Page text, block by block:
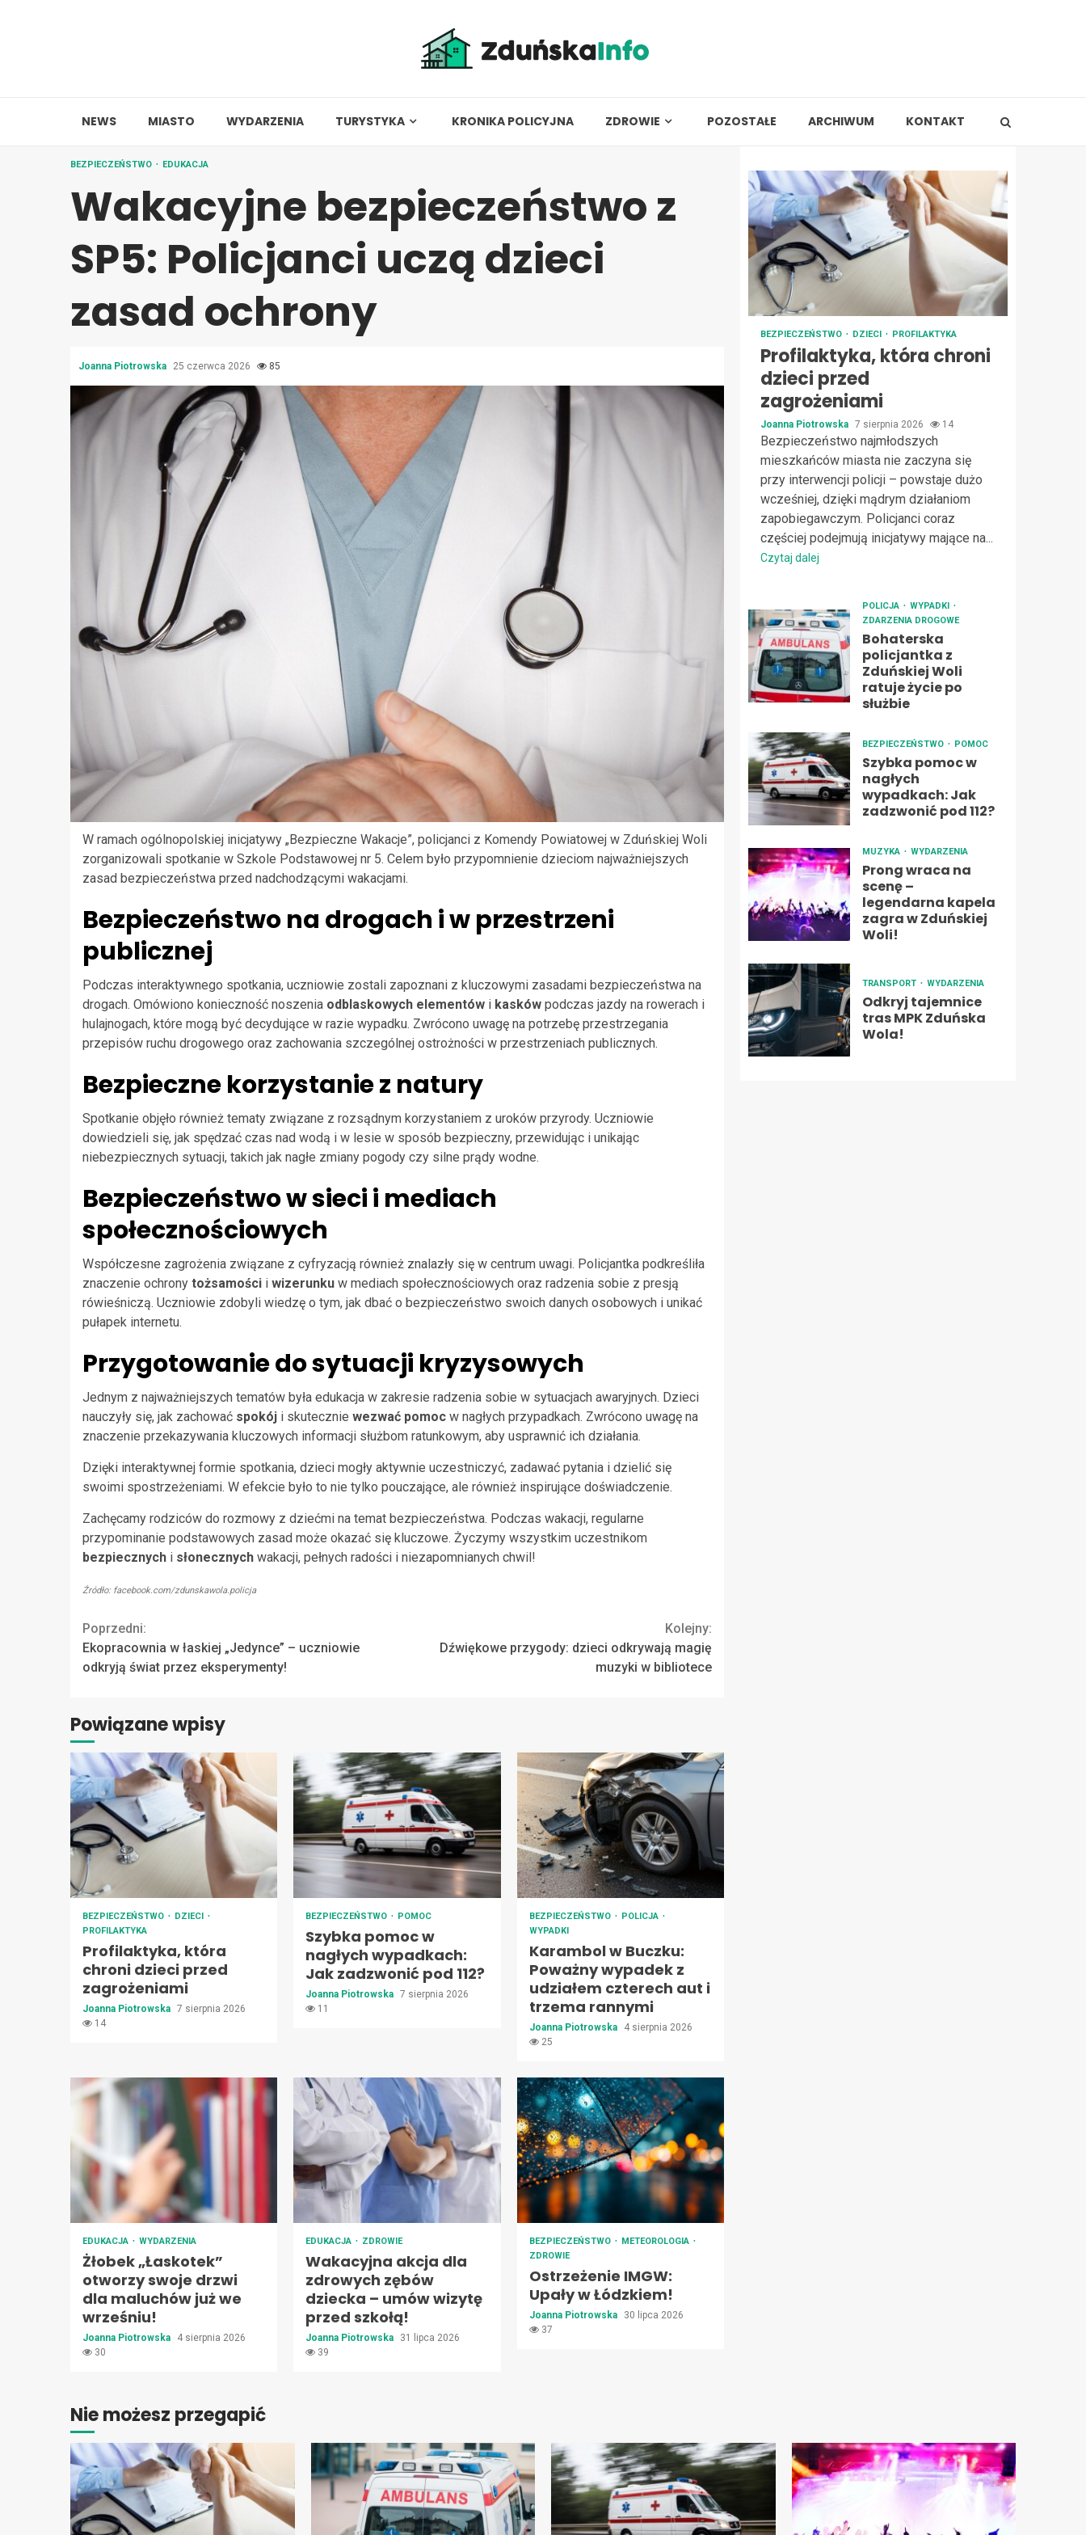
NEWS MIASTO WYDARZENIA TURYSTYKA KRONIKA POLICYJNA ZDROWIE POZOSTAŁE ARCHIWUM KONTAKT
BEZPIECZEŃSTWO EDUKACJA
Wakacyjne bezpieczeństwo z
SP5: Policjanci uczą dzieci
zasad ochrony
Joanna Piotrowska 25 czerwca 2026 85
W ramach ogólnopolskiej inicjatywy „Bezpieczne Wakacje”, policjanci z Komendy Powiatowej w Zduńskiej Woli
zorganizowali spotkanie w Szkole Podstawowej nr 5. Celem było przypomnienie dzieciom najważniejszych
zasad bezpieczeństwa przed nadchodzącymi wakacjami.
Bezpieczeństwo na drogach i w przestrzeni
publicznej
Podczas interaktywnego spotkania, uczniowie zostali zapoznani z kluczowymi zasadami bezpieczeństwa na
drogach. Omówiono konieczność noszenia odblaskowych elementów i kasków podczas jazdy na rowerach i
hulajnogach, które mogą być decydujące w razie wypadku. Zwrócono uwagę na potrzebę przestrzegania
przepisów ruchu drogowego oraz zachowania szczególnej ostrożności w przestrzeniach publicznych.
Bezpieczne korzystanie z natury
Spotkanie objęło również tematy związane z rozsądnym korzystaniem z uroków przyrody. Uczniowie
dowiedzieli się, jak spędzać czas nad wodą i w lesie w sposób bezpieczny, przewidując i unikając
niebezpiecznych sytuacji, takich jak nagłe zmiany pogody czy silne prądy wodne.
Bezpieczeństwo w sieci i mediach
społecznościowych
Współczesne zagrożenia związane z cyfryzacją również znalazły się w centrum uwagi. Policjantka podkreśliła
znaczenie ochrony tożsamości i wizerunku w mediach społecznościowych oraz radzenia sobie z presją
rówieśniczą. Uczniowie zdobyli wiedzę o tym, jak dbać o bezpieczeństwo swoich danych osobowych i unikać
pułapek internetu.
Przygotowanie do sytuacji kryzysowych
Jednym z najważniejszych tematów była edukacja w zakresie radzenia sobie w sytuacjach awaryjnych. Dzieci
nauczyły się, jak zachować spokój i skutecznie wezwać pomoc w nagłych przypadkach. Zwrócono uwagę na
znaczenie przekazywania kluczowych informacji służbom ratunkowym, aby usprawnić ich działania.
Dzięki interaktywnej formie spotkania, dzieci mogły aktywnie uczestniczyć, zadawać pytania i dzielić się
swoimi spostrzeżeniami. W efekcie było to nie tylko pouczające, ale również inspirujące doświadczenie.
Zachęcamy rodziców do rozmowy z dziećmi na temat bezpieczeństwa. Podczas wakacji, regularne
przypominanie podstawowych zasad może okazać się kluczowe. Życzymy wszystkim uczestnikom
bezpiecznych i słonecznych wakacji, pełnych radości i niezapomnianych chwil!
Źródło: facebook.com/zdunskawola.policja
Continue
Reading
Poprzedni:
Ekopracownia w łaskiej „Jedynce” – uczniowie
odkryją świat przez eksperymenty!
Kolejny:
Dźwiękowe przygody: dzieci odkrywają magię
muzyki w bibliotece
Powiązane wpisy
BEZPIECZEŃSTWO
DZIECI
PROFILAKTYKA
Profilaktyka, która
chroni dzieci przed
zagrożeniami
Joanna Piotrowska 7 sierpnia 2026
14
BEZPIECZEŃSTWO POMOC
Szybka pomoc w
nagłych wypadkach:
Jak zadzwonić pod 112?
Joanna Piotrowska 7 sierpnia 2026
11
BEZPIECZEŃSTWO
POLICJA
WYPADKI
Karambol w Buczku:
Poważny wypadek z
udziałem czterech aut i
trzema rannymi
Joanna Piotrowska
4 sierpnia 2026
25
EDUKACJA WYDARZENIA
Żłobek „Łaskotek”
otworzy swoje drzwi
dla maluchów już we
wrześniu!
Joanna Piotrowska
4 sierpnia 2026
30
EDUKACJA ZDROWIE
Wakacyjna akcja dla
zdrowych zębów
dziecka – umów wizytę
przed szkołą!
Joanna Piotrowska
31 lipca 2026
39
BEZPIECZEŃSTWO
METEOROLOGIA
ZDROWIE
Ostrzeżenie IMGW:
Upały w Łódzkiem!
Joanna Piotrowska
30 lipca 2026
37
BEZPIECZEŃSTWO DZIECI PROFILAKTYKA
Profilaktyka, która chroni
dzieci przed
zagrożeniami
Joanna Piotrowska 7 sierpnia 2026 14
Bezpieczeństwo najmłodszych
mieszkańców miasta nie zaczyna się
przy interwencji policji – powstaje dużo
wcześniej, dzięki mądrym działaniom
zapobiegawczym. Policjanci coraz
częściej podejmują inicjatywy mające na...
Czytaj dalej
POLICJA
WYPADKI
ZDARZENIA DROGOWE
Bohaterska
policjantka z
Zduńskiej Woli
ratuje życie po
służbie
BEZPIECZEŃSTWO POMOC
Szybka pomoc w
nagłych
wypadkach: Jak
zadzwonić pod 112?
MUZYKA WYDARZENIA
Prong wraca na
scenę –
legendarna kapela
zagra w Zduńskiej
Woli!
TRANSPORT WYDARZENIA
Odkryj tajemnice
tras MPK Zduńska
Wola!
Nie możesz przegapić